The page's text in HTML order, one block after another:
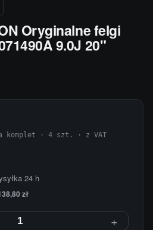
Oryginalne felgi
9.0J 20"
komplet · 4 szt. · z VAT
24 h
zł
+